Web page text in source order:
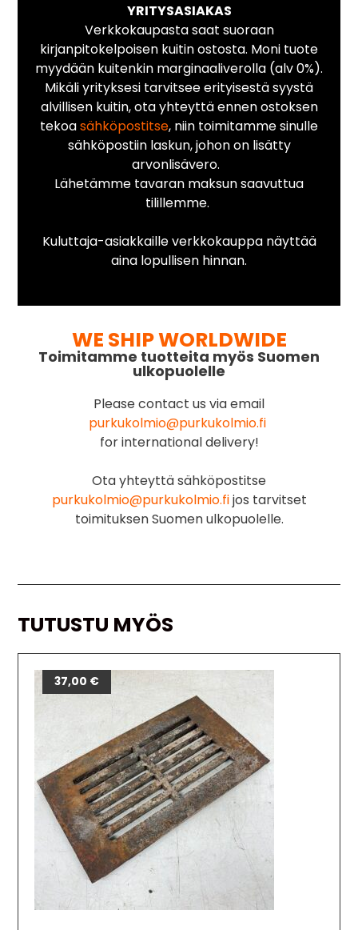
YRITYSASIAKAS
Verkkokaupasta saat suoraan
kirjanpitokelpoisen kuitin ostosta. Moni tuote
myydään kuitenkin marginaaliverolla (alv 0%).
Mikäli yrityksesi tarvitsee erityisestä syystä
alvillisen kuitin, ota yhteyttä ennen ostoksen
tekoasähköpostitse, niin toimitamme sinulle
sähköpostiin laskun, johon on lisätty
arvonlisävero.
Lähetämme tavaran maksun saavuttua
tilillemme.
Kuluttaja-asiakkaille verkkokauppa näyttää
aina lopullisen hinnan.
WE SHIP WORLDWIDE
Toimitamme tuotteita myös Suomen
ulkopuolelle
Please contact us via email
purkukolmio@purkukolmio.fi
for international delivery!
Ota yhteyttä sähköpostitse
purkukolmio@purkukolmio.fijos tarvitset
toimituksen Suomen ulkopuolelle.
TUTUSTU MYÖS
37,00 €